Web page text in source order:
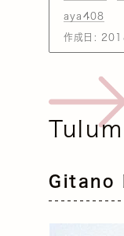
aya408
作成日:
Tulum
Gitano